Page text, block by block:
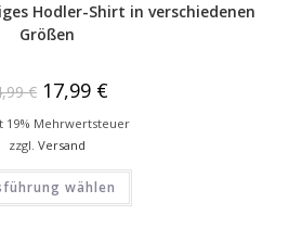
Hodler-Shirt in verschiedenen
Größen
€ 17,99 €
19% Mehrwertsteuer
zzgl. Versand
wählen